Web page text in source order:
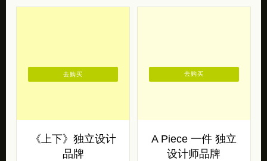
《上下》独立设计
品牌
去购买
A Piece 一件 独立
设计师品牌
去购买